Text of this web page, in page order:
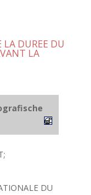
LA DUREE DU
LA
DU